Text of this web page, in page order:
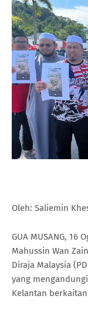
Oleh: Saliemin
GUA MUSANG, 16
Mahussin Wan
Diraja Malaysia
yang
Kelantan